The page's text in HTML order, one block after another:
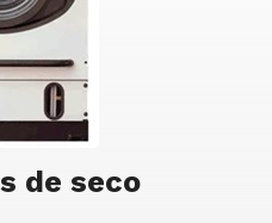
de seco